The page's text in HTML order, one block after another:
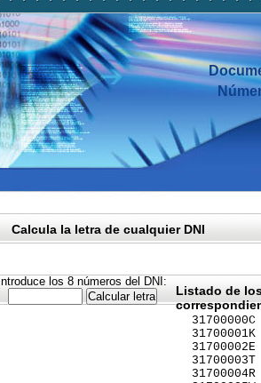
Calcula la letra de cualquier DNI
Introduce los 8 números del DNI:
Listado de
31700000C
31700001K
31700002E
31700003T
31700004R